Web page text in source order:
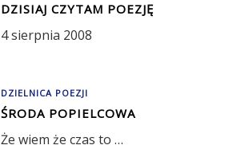
DZISIAJ CZYTAM POEZJĘ
4 sierpnia 2008
DZIELNICA POEZJI
ŚRODA POPIELCOWA
Że wiem że czas to …